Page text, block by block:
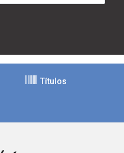
Títulos